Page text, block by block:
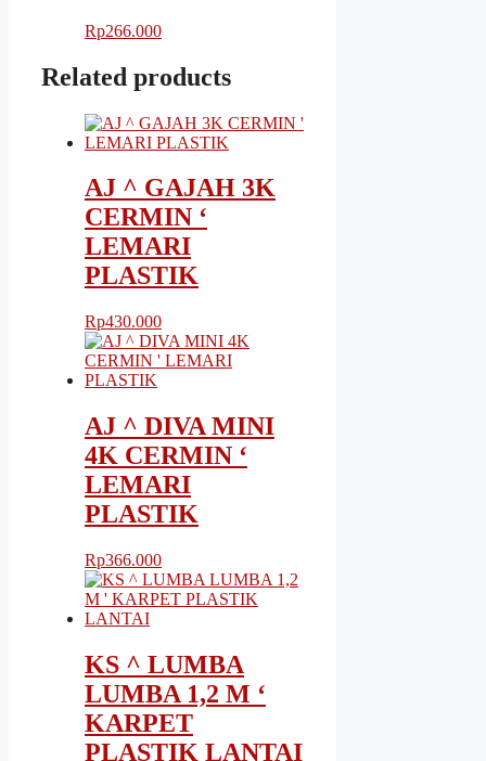
Rp266.000
Related products
AJ ^ GAJAH 3K
CERMIN ‘
LEMARI
PLASTIK
Rp430.000
AJ ^ DIVA MINI
4K CERMIN ‘
LEMARI
PLASTIK
Rp366.000
KS ^ LUMBA
LUMBA 1,2 M ‘
KARPET
PLASTIK LANTAI